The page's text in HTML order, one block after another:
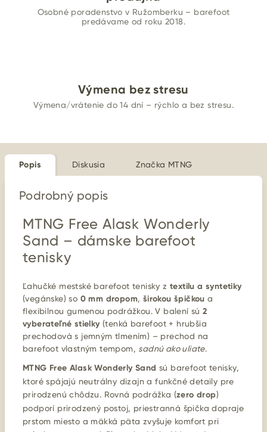
Osobné poradenstvo v Ružomberku – barefoot
predávame od roku 2018.
Výmena bez stresu
Výmena/vrátenie do 14 dní – rýchlo a bez stresu.
Popis Diskusia Značka MTNG
Podrobný popis
MTNG Free Alask Wonderly
Sand – dámske barefoot
tenisky
Ľahučké mestské barefoot tenisky z textilu a syntetiky
(vegánske) so 0 mm dropom, širokou špičkou a
flexibilnou gumenou podrážkou. V balení sú2
vyberateľné stielky (tenká barefoot + hrubšia
prechodová s jemným tlmením) – prechod na
barefoot vlastným tempom, sadnú ako uliate.
MTNG Free Alask Wonderly Sand sú barefoot tenisky,
ktoré spájajú neutrálny dizajn a funkčné detaily pre
prirodzenú chôdzu. Rovná podrážka (zero drop)
podporí prirodzený postoj, priestranná špička dopraje
prstom miesto a mäkká päta zvyšuje komfort pri